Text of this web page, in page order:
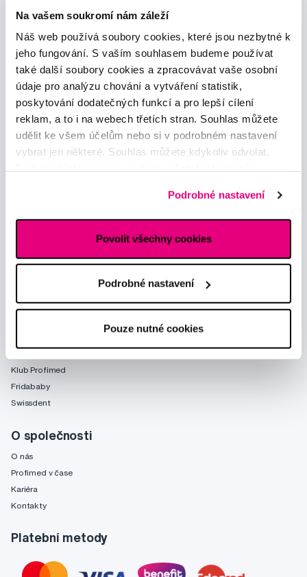
Na vašem soukromí nám záleží
Náš web používá soubory cookies, které jsou nezbytné k
jeho fungování. S vaším souhlasem budeme používat
také další soubory cookies a zpracovávat vaše osobní
údaje pro analýzu chování a vytváření statistik,
poskytování dodatečných funkcí a pro lepší cílení
reklam, a to i na webech třetích stran. Souhlas můžete
udělit ke všem účelům nebo si v podrobném nastavení
vybrat jen některé. Souhlas můžete kdykoliv odvolat.
Podrobné nastavení
Povolit všechny cookies
Podrobné nastavení
Pouze nutné cookies
Poradíme Vám
obchod@profimed.cz
Zeptat se v poradně
Vše o nákupu
Obchodní podmínky
Elektronická evidence tržeb
Prohlášení o používání cookies
Mohlo by se hodit
Poradna
Klub Profimed
Fridababy
Swissdent
O společnosti
O nás
Profimed v čase
Kariéra
Kontakty
Platební metody